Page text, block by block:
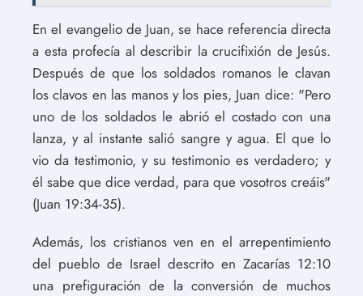
En el evangelio de Juan, se hace referencia directa
a esta profecía al describir la crucifixión de Jesús.
Después de que los soldados romanos le clavan
los clavos en las manos y los pies, Juan dice: "Pero
uno de los soldados le abrió el costado con una
lanza, y al instante salió sangre y agua. El que lo
vio da testimonio, y su testimonio es verdadero; y
él sabe que dice verdad, para que vosotros creáis"
(Juan 19:34-35).
Además, los cristianos ven en el arrepentimiento
del pueblo de Israel descrito en Zacarías 12:10
una prefiguración de la conversión de muchos